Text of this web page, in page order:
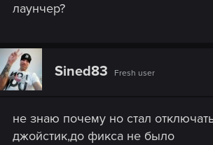
лаунчер?
Sined83 Fresh user
не знаю почему но стал
джойстик,до фикса не было